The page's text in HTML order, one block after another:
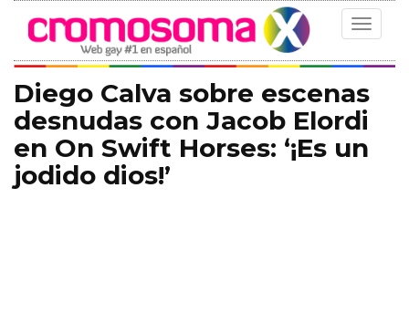
Toggle
Diego Calva sobre escenas
desnudas con Jacob Elordi
en On Swift Horses: ‘¡Es un
jodido dios!’